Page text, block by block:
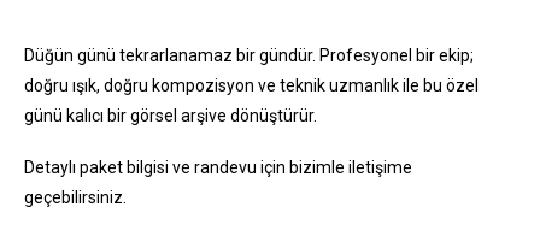
Düğün günü tekrarlanamaz bir gündür. Profesyonel bir ekip;
doğru ışık, doğru kompozisyon ve teknik uzmanlık ile bu özel
günü kalıcı bir görsel arşive dönüştürür.
Detaylı paket bilgisi ve randevu için bizimle iletişime
geçebilirsiniz.